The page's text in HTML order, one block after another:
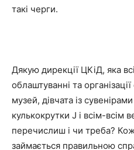
такі черги.
Дякую дирекції ЦКіД, яка
облаштуванні та
музей, дівчата із
кулькокрутки J і всім-всім
перечислиш і чи треба?
займається правильною